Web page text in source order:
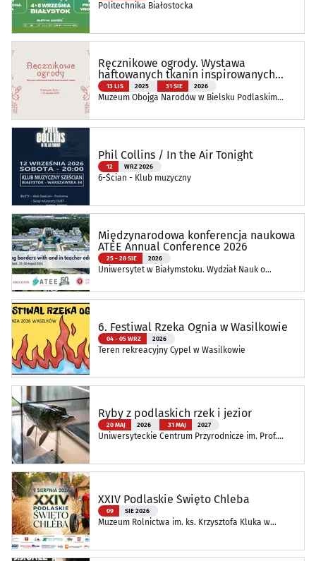
Politechnika Białostocka
Ręcznikowe ogrody. Wystawa
haftowanych tkanin inspirowanych
naturą
13 LIS 2025 31 SIE 2026
Muzeum Obojga Narodów w Bielsku Podlaskim
Phil Collins / In the Air Tonight
12 WRZ 2026
6-Ścian - Klub muzyczny
Międzynarodowa konferencja naukowa
ATEE Annual Conference 2026
25 - 28 SIE 2026
Uniwersytet w Białymstoku. Wydział Nauk o
6. Festiwal Rzeka Ognia w Wasilkowie
04 - 05 WRZ 2026
Teren rekreacyjny Cypel w Wasilkowie
Ryby z podlaskich rzek i jezior
20 MAJ 2026 31 MAJ 2027
Uniwersyteckie Centrum Przyrodnicze im. Prof.
XXIV Podlaskie Święto Chleba
09 SIE 2026
Muzeum Rolnictwa im. ks. Krzysztofa Kluka w